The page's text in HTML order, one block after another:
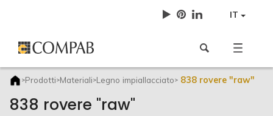
IT
>Prodotti>Materiali>Legno impiallacciato> 838 rovere "raw"
838 rovere "raw"